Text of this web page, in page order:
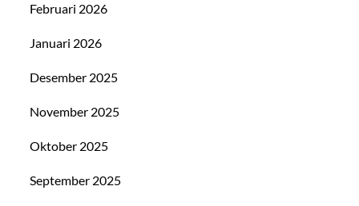
Februari 2026
Januari 2026
Desember 2025
November 2025
Oktober 2025
September 2025